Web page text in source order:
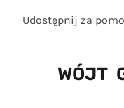
Udostępnij za
WÓJT